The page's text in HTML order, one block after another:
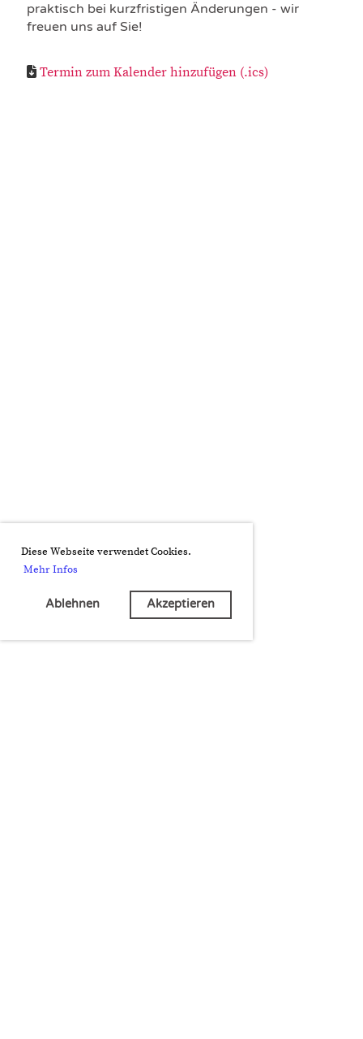
Diese Webseite verwendet Cookies.
Mehr Infos
Ablehnen Akzeptieren
praktisch bei kurzfristigen Änderungen - wir
freuen uns auf Sie!
Termin zum Kalender hinzufügen (.ics)